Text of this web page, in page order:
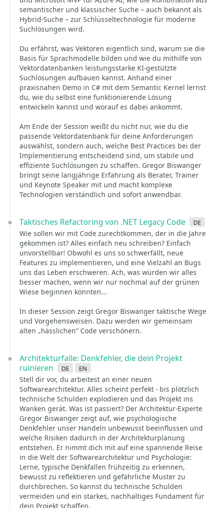
semantischer und klassischer Suche – auch bekannt als
Hybrid-Suche – zur Schlüsseltechnologie für moderne
Suchlösungen wird.
Du erfährst, was Vektoren eigentlich sind, warum sie die
Basis für Sprachmodelle bilden und wie du mithilfe von
Vektordatenbanken leistungsstarke KI-gestützte
Suchlösungen aufbauen kannst. Anhand einer
praxisnahen Demo in C# mit dem Semantic Kernel lernst
du, wie du selbst eine funktionierende Lösung
entwickeln kannst und worauf es dabei ankommt.
Am Ende der Session weißt du nicht nur, wie du die
passende Vektordatenbank für deine Anforderungen
auswählst, sondern auch, welche Best Practices bei der
Implementierung entscheidend sind, um stabile und
effiziente Suchlösungen zu schaffen. Gregor Biswanger
bringt seine langjährige Erfahrung als Berater, Trainer
und Keynote Speaker mit und macht komplexe
Technologien verständlich und sofort anwendbar.
Taktisches Refactoring von .NET Legacy Code de
Wie sollen wir mit Code zurechtkommen, der in die Jahre
gekommen ist? Alles einfach neu schreiben? Einfach
unvorstellbar! Obwohl es uns so schwerfällt, neue
Features zu implementieren, und eine Vielzahl an Bugs
uns das Leben erschweren. Ach, was würden wir alles
besser machen, wenn wir nur nochmal auf der grünen
Wiese beginnen könnten...
In dieser Session zeigt Gregor Biswanger taktische Wege
und Vorgehensweisen. Dazu werden wir gemeinsam
alten „hässlichen“ Code verschönern.
Architekturfalle: Denkfehler, die dein Projekt
ruinieren
de en
Stell dir vor, du arbeitest an einer neuen
Softwarearchitektur. Alles scheint perfekt - bis plötzlich
technische Schulden explodieren und das Projekt ins
Wanken gerät. Was ist passiert? Der Architektur-Experte
Gregor Biswanger zeigt auf, wie psychologische
Denkfehler unser Handeln unbewusst beeinflussen und
welche Risiken dadurch in der Architekturplanung
entstehen. Er nimmt dich mit auf eine spannende Reise
in die Welt der Softwarearchitektur und Psychologie:
Lerne, typische Denkfallen frühzeitig zu erkennen,
bewusst zu reflektieren und gefährliche Muster zu
durchbrechen. So kannst du technische Schulden
vermeiden und ein starkes, nachhaltiges Fundament für
dein Projekt schaffen.